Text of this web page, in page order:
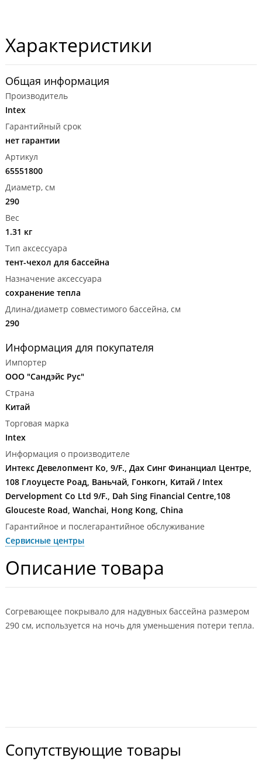
Характеристики
Общая информация
Производитель
Intex
Гарантийный срок
нет гарантии
Артикул
65551800
Диаметр, см
290
Вес
1.31 кг
Тип аксессуара
тент-чехол для бассейна
Назначение аксессуара
сохранение тепла
Длина/диаметр совместимого бассейна, см
290
Информация для покупателя
Импортер
ООО "Сандэйс Рус"
Страна
Китай
Торговая марка
Intex
Информация о производителе
Интекс Девелопмент Ко, 9/F., Дах Синг Финанциал Центре,
108 Глоуцесте Роад, Ваньчай, Гонкогн, Китай / Intex
Dervelopment Co Ltd 9/F., Dah Sing Financial Centre,108
Glouceste Road, Wanchai, Hong Kong, China
Гарантийное и послегарантийное обслуживание
Сервисные центры
Описание товара
Согревающее покрывало для надувных бассейна размером
290 см, используется на ночь для уменьшения потери тепла.
Сопутствующие товары